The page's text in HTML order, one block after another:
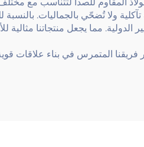
ولا تُضحّي بالجماليات. بالنسبة
الدولية. مما يجعل منتجاتنا
فريقنا المتمرس في بناء علاقات